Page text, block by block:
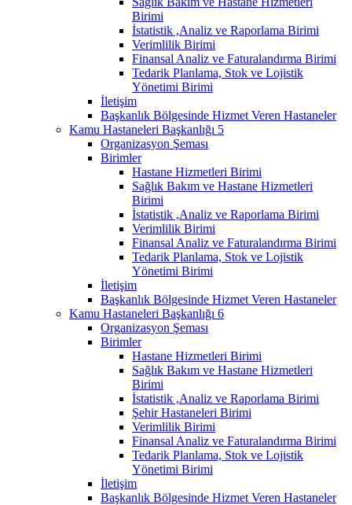
Birimi
İstatistik ,Analiz ve Raporlama Birimi
Verimlilik Birimi
Finansal Analiz ve Faturalandırma Birimi
Tedarik Planlama, Stok ve Lojistik
Yönetimi Birimi
İletişim
Başkanlık Bölgesinde Hizmet Veren Hastaneler
Kamu Hastaneleri Başkanlığı 5
Organizasyon Şeması
Birimler
Hastane Hizmetleri Birimi
Sağlık Bakım ve Hastane Hizmetleri
Birimi
İstatistik ,Analiz ve Raporlama Birimi
Verimlilik Birimi
Finansal Analiz ve Faturalandırma Birimi
Tedarik Planlama, Stok ve Lojistik
Yönetimi Birimi
İletişim
Başkanlık Bölgesinde Hizmet Veren Hastaneler
Kamu Hastaneleri Başkanlığı 6
Organizasyon Şeması
Birimler
Hastane Hizmetleri Birimi
Sağlık Bakım ve Hastane Hizmetleri
Birimi
İstatistik ,Analiz ve Raporlama Birimi
Şehir Hastaneleri Birimi
Verimlilik Birimi
Finansal Analiz ve Faturalandırma Birimi
Tedarik Planlama, Stok ve Lojistik
Yönetimi Birimi
İletişim
Başkanlık Bölgesinde Hizmet Veren Hastaneler